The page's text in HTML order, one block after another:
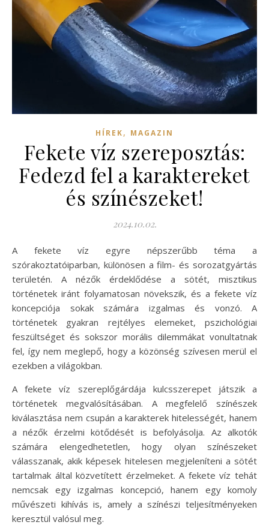
HÍREK, MAGAZIN
Fekete víz szereposztás:
Fedezd fel a karaktereket
és színészeket!
2024.10.02.
A fekete víz egyre népszerűbb téma a
szórakoztatóiparban, különösen a film- és sorozatgyártás
területén. A nézők érdeklődése a sötét, misztikus
történetek iránt folyamatosan növekszik, és a fekete víz
koncepciója sokak számára izgalmas és vonzó. A
történetek gyakran rejtélyes elemeket, pszichológiai
feszültséget és sokszor morális dilemmákat vonultatnak
fel, így nem meglepő, hogy a közönség szívesen merül el
ezekben a világokban.
A fekete víz szereplőgárdája kulcsszerepet játszik a
történetek megvalósításában. A megfelelő színészek
kiválasztása nem csupán a karakterek hitelességét, hanem
a nézők érzelmi kötődését is befolyásolja. Az alkotók
számára elengedhetetlen, hogy olyan színészeket
válasszanak, akik képesek hitelesen megjeleníteni a sötét
tartalmak által közvetített érzelmeket. A fekete víz tehát
nemcsak egy izgalmas koncepció, hanem egy komoly
művészeti kihívás is, amely a színészi teljesítményeken
keresztül valósul meg.